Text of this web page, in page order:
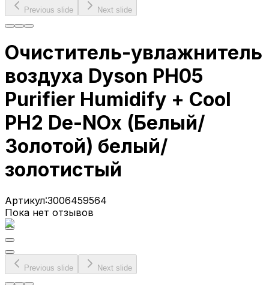
Previous slide Next slide
Очиститель-увлажнитель
воздуха Dyson PH05
Purifier Humidify + Cool
PH2 De-NOx (Белый/
Золотой) белый/
золотистый
Артикул:3006459564
Пока нет отзывов
Previous slide Next slide